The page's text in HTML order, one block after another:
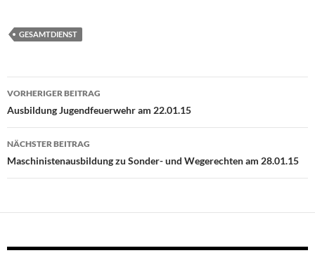
GESAMTDIENST
Beitragsnavigation
VORHERIGER BEITRAG
Ausbildung Jugendfeuerwehr am 22.01.15
NÄCHSTER BEITRAG
Maschinistenausbildung zu Sonder- und Wegerechten am 28.01.15